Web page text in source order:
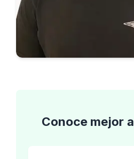
Conoce mejor a